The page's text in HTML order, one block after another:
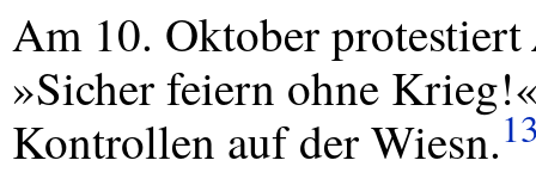
Am 10. Oktober protestiert
»Sicher feiern ohne
Kontrollen auf der Wiesn.